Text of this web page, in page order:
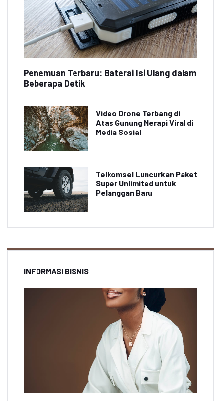
Penemuan Terbaru: Baterai Isi Ulang dalam
Beberapa Detik
Video Drone Terbang di
Atas Gunung Merapi Viral di
Media Sosial
Telkomsel Luncurkan Paket
Super Unlimited untuk
Pelanggan Baru
INFORMASI BISNIS